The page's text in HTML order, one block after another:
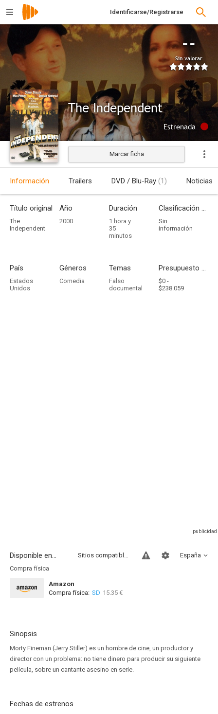
Identificarse/Registrarse
--
Sin valorar
The Independent
Estrenada
Marcar ficha
Información Trailers DVD / Blu-Ray (1) Noticias
Título original
The
Independent
Año
2000
Duración
1 hora y
35
minutos
Clasificación por edades
Sin
información
País
Estados
Unidos
Géneros
Comedia
Temas
Falso
documental
Presupuesto - Ingresos
$0 -
$238.059
Disponible en... España
Sitios compatibles
Compra física
Amazon
Compra física: SD 15.35 €
Sinopsis
Morty Fineman (Jerry Stiller) es un hombre de cine, un productor y
director con un problema: no tiene dinero para producir su siguiente
película, sobre un cantante asesino en serie.
Fechas de estrenos